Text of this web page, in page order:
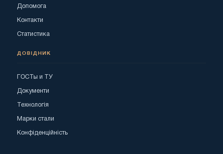
Допомога
Контакти
Статистика
ДОВІДНИК
ГОСТы и ТУ
Документи
Технологія
Марки стали
Конфіденційність